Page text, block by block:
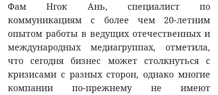
Фам Нгок Ань, специалист по
коммуникациям с более чем 20-летним
опытом работы в ведущих отечественных и
международных медиагруппах, отметила,
что сегодня бизнес может столкнуться с
кризисами с разных сторон, однако многие
компании по-прежнему не имеют